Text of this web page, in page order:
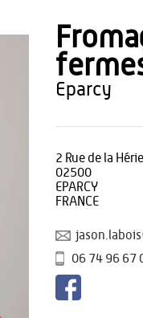
eparcy
2 Rue de la Hérie
02500
EPARCY
FRANCE
06 74 96 67